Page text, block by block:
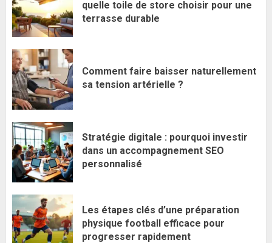
quelle toile de store choisir pour une
terrasse durable
Comment faire baisser naturellement
sa tension artérielle ?
Stratégie digitale : pourquoi investir
dans un accompagnement SEO
personnalisé
Les étapes clés d’une préparation
physique football efficace pour
progresser rapidement